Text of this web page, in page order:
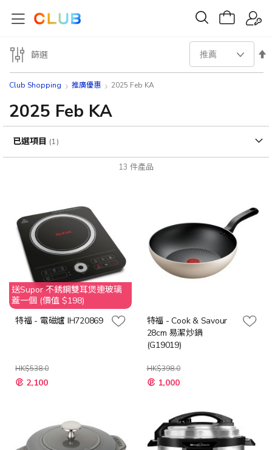
Club Shopping 推廣優惠 2025 Feb KA
2025 Feb KA
13 件產品
設
序
方
送Supor 不銹鋼雙耳煲連玻璃
蓋一個 (價值 $198)
特福 - 電磁爐 IH720869
HK$538.0
特
殊 2,100
特福 - Cook & Savour
28cm 易潔炒鍋
(G19019)
HK$398.0
特
殊 1,000
篩選
已選項目